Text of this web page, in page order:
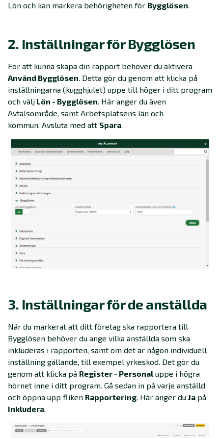
Lön och kan markera behörigheten för Bygglösen.
2. Inställningar för Bygglösen
För att kunna skapa din rapport behöver du aktivera
Använd Bygglösen. Detta gör du genom att klicka på
inställningarna (kugghjulet) uppe till höger i ditt program
och välj Lön - Bygglösen. Här anger du även
Avtalsområde, samt Arbetsplatsens län och
kommun. Avsluta med att Spara.
3. Inställningar för de anställda
När du markerat att ditt företag ska rapportera till
Bygglösen behöver du ange vilka anställda som ska
inkluderas i rapporten, samt om det är någon individuell
inställning gällande, till exempel yrkeskod. Det gör du
genom att klicka på Register - Personal uppe i högra
hörnet inne i ditt program. Gå sedan in på varje anställd
och öppna upp fliken Rapportering . Här anger du Ja på
Inkludera